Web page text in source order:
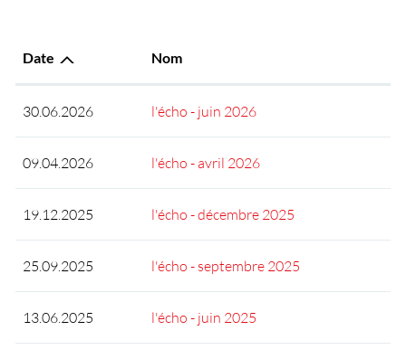
Date Nom
30.06.2026 l'écho - juin 2026
09.04.2026 l'écho - avril 2026
19.12.2025 l'écho - décembre 2025
25.09.2025 l'écho - septembre 2025
13.06.2025 l'écho - juin 2025